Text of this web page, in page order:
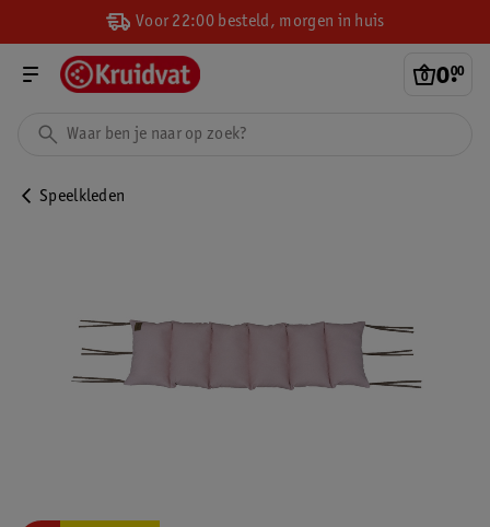
Voor 22:00 besteld, morgen in huis
0.
00
Speelkleden